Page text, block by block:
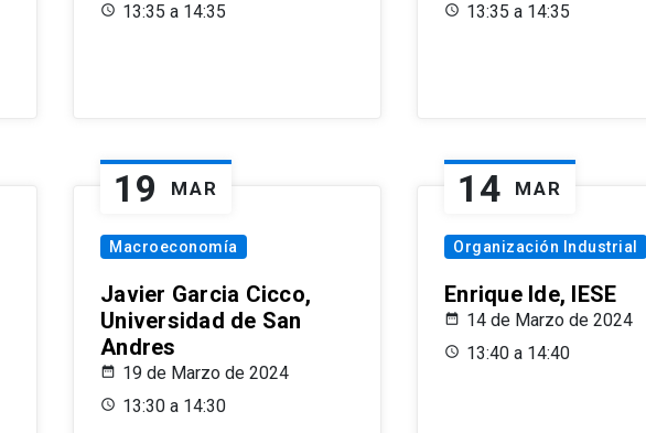
13:35 a 14:35
13:35 a 14:35
19 MAR
Macroeconomía
Javier Garcia Cicco,
Universidad de San
Andres
19 de Marzo de 2024
13:30 a 14:30
14 MAR
Organización Industrial
Enrique Ide, IESE
14 de Marzo de 2024
13:40 a 14:40